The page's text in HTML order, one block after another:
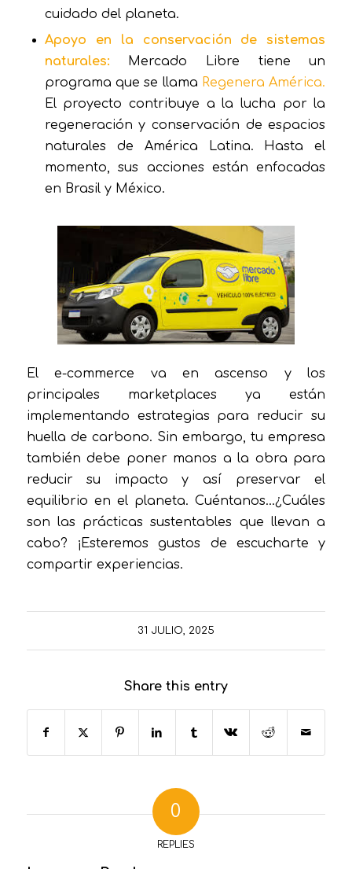
cuidado del planeta.
Apoyo en la conservación de sistemas
naturales: Mercado Libre tiene un
programa que se llama Regenera América.
El proyecto contribuye a la lucha por la
regeneración y conservación de espacios
naturales de América Latina. Hasta el
momento, sus acciones están enfocadas
en Brasil y México.
El e-commerce va en ascenso y los
principales marketplaces ya están
implementando estrategias para reducir su
huella de carbono. Sin embargo, tu empresa
también debe poner manos a la obra para
reducir su impacto y así preservar el
equilibrio en el planeta. Cuéntanos…¿Cuáles
son las prácticas sustentables que llevan a
cabo? ¡Esteremos gustos de escucharte y
compartir experiencias.
31 JULIO, 2025
Share this entry
0
REPLIES